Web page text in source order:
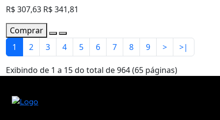
R$ 307,63 R$ 341,81
Comprar
1
2 3 4 5 6 7 8 9 > >|
Exibindo de 1 a 15 do total de 964 (65 páginas)